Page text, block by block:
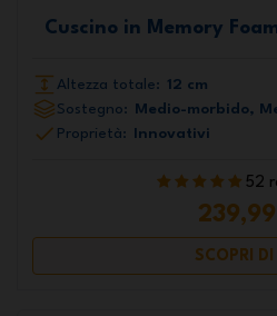
Cuscino in Memory
Altezza totale: 12 cm
Sostegno:
Medio-morbido,
Proprietà:
Innovativi
52
SCOPRI DI